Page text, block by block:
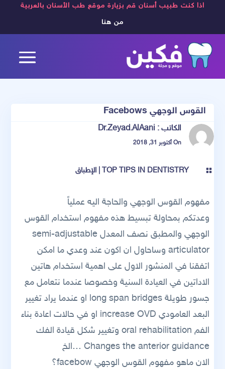
اذا كنت طبيب أسنان قم بزيارة موقع طب الأسنان بالعربية
من هنا
القوس الوجهي Facebows
الكاتب :Dr.Zeyad.AlAani
On أكتوبر 31, 2018

TOP TIPS IN DENTISTRY
|الإطباق
مفهوم القوس الوجهي والحاجة اليه عملياً
وعدتكم بمحاولة تبسيط هذه مفهوم استخدام القوس
الوجهي والمطبق نصف المعدل semi-adjustable
articulator وساحاول ان اكون عند وعدي ما امكن
اتفقنا في المنشور الاول على اهمية استخدام هاتين
الاداتين في العيادة السنية وخصوصا عندما نتعامل مع
جسور طويلة long span bridges او عندما يراد تغيير
البعد العامودي increase OVD او في حالات اعادة بناء
الفم oral rehabilitation وتغيير شكل قيادة الفك
Changes the anterior guidance …الخ
الان ماهو مفهوم القوس الوجهي facebow؟